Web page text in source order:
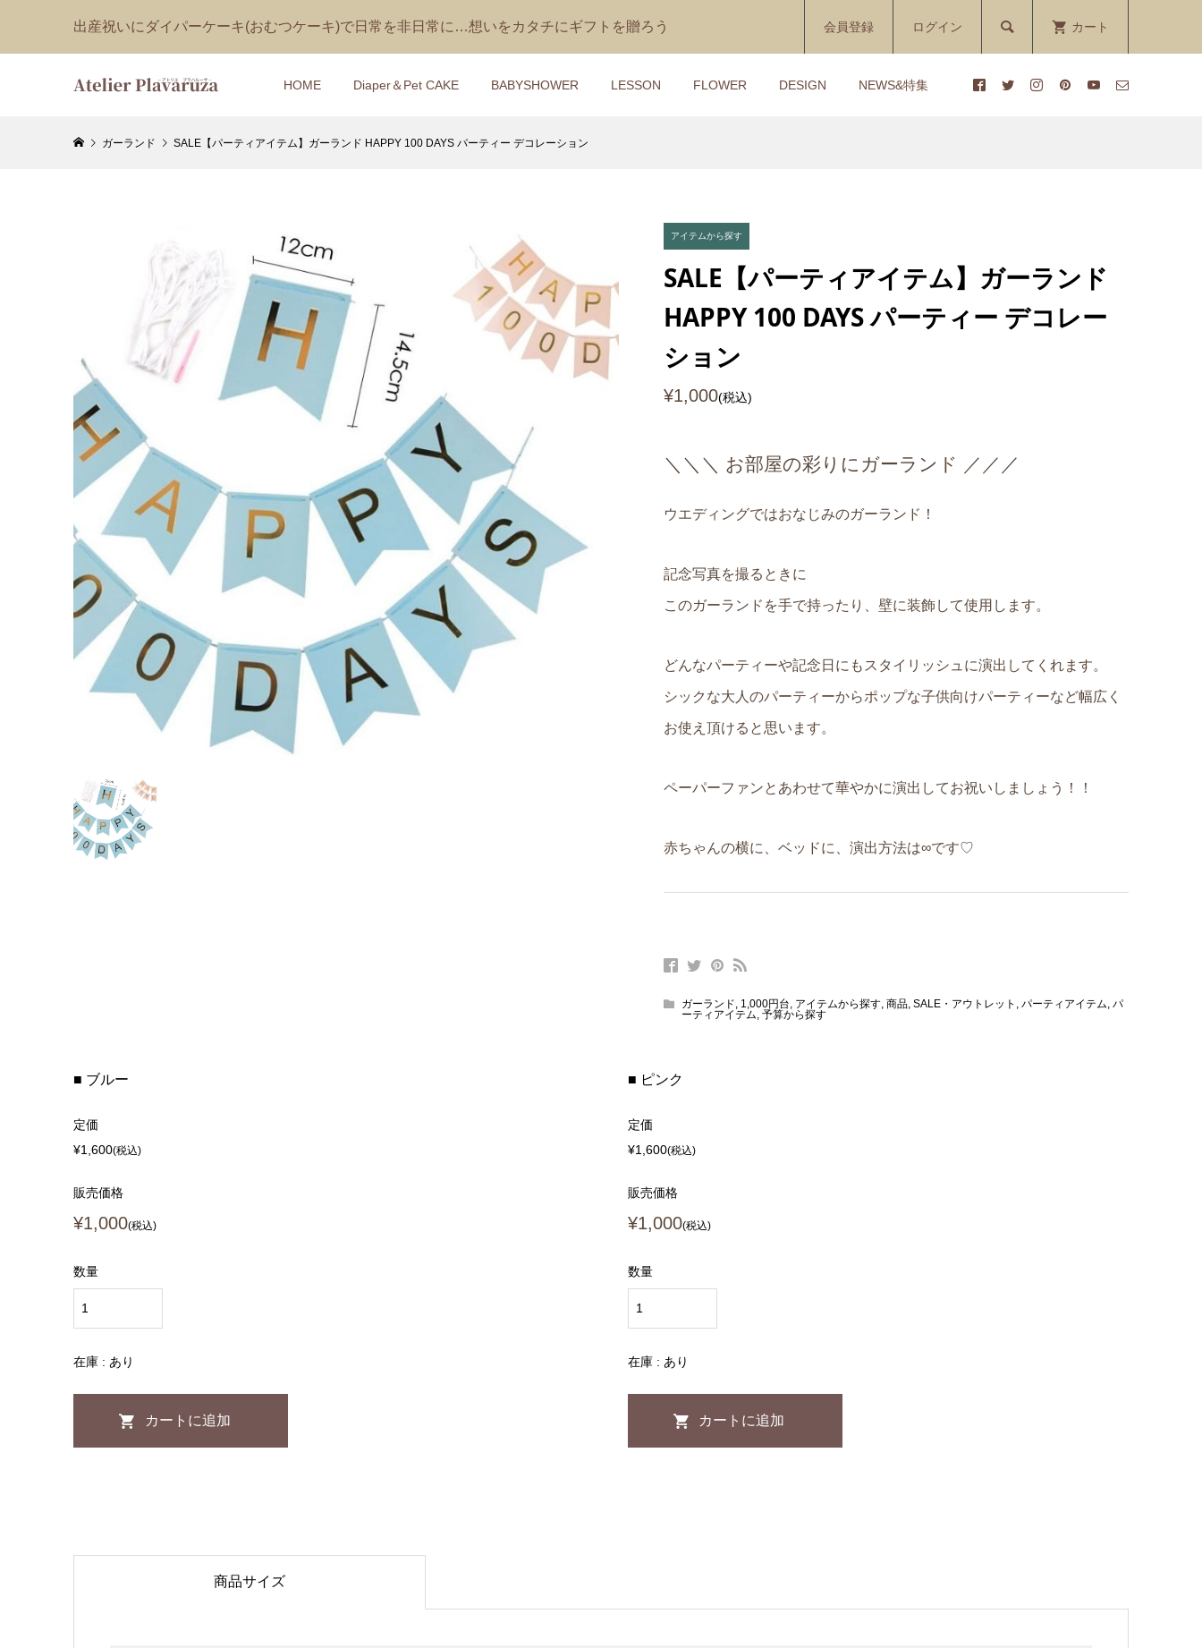
出産祝いにダイパーケーキ(おむつケーキ)で日常を非日常に…想いをカタチにギフトを贈ろう 会員登録 ログイン  カート
HOME Diaper＆Pet CAKE BABYSHOWER LESSON FLOWER DESIGN NEWS&特集
¥9,240 (税込)
【おむつケーキ】ジェリーキ
ャットのうさぎのぬいぐるみ
付き Blossom Blush Bunny
¥18,000 (税込)
【おむつケーキ】IKONIHの
ひのきのガラガラ付き
¥9,300(税込)
【おむつケーキ】IKONIHの
ひのきのおもちゃ付き
DREAM BOAT（ドリーム...
【おむつケーキ】ジェリーキ
ャット さるのぬいぐるみ付き
ダイパーケーキ Bashful M...
¥9,500 (税込)
スのおもちゃ付き ペットケ...
¥418 ～ ¥13,200 (税込)
【1DAYレッスン】三輪車ダ
イパーケーキ講座
¥170 ～ ¥17,930
【1Dayレッスン】２段らせ
ん型フラワーブーケ付きダイ
¥170 ～ ¥14,300(税込)
【1DAYレッスン】１段らせ
ん型ぬいぐるみのせダイパー
ケーキ講座
【1DAYレッスン】クラフト
¥7,700 (税込)
キット
ガーランド SALE【パーティアイテム】ガーランド HAPPY 100 DAYS パーティー デコレーション
アイテムから探す
SALE【パーティアイテム】ガーランド
HAPPY 100 DAYS パーティー デコレー
ション
¥1,000(税込)
＼＼＼ お部屋の彩りにガーランド ／／／
ウエディングではおなじみのガーランド！
記念写真を撮るときに
このガーランドを手で持ったり、壁に装飾して使用します。
どんなパーティーや記念日にもスタイリッシュに演出してくれます。
シックな大人のパーティーからポップな子供向けパーティーなど幅広く
お使え頂けると思います。
ペーパーファンとあわせて華やかに演出してお祝いしましょう！！
赤ちゃんの横に、ベッドに、演出方法は∞です♡
ガーランド 1,000円台 アイテムから探す, 商品, SALE・アウトレット パーティアイテム パ
ーティアイテム 予算から探す
■ ブルー
定価
¥1,600(税込)
販売価格
¥1,000(税込)
数量
在庫 : あり
■ ピンク
定価
¥1,600(税込)
販売価格
¥1,000(税込)
数量
在庫 : あり
商品サイズ